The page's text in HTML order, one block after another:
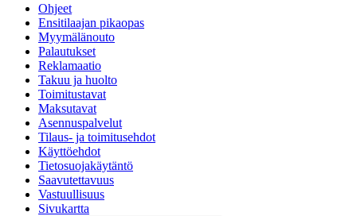
Ohjeet
Ensitilaajan pikaopas
Myymälänouto
Palautukset
Reklamaatio
Takuu ja huolto
Toimitustavat
Maksutavat
Asennuspalvelut
Tilaus- ja toimitusehdot
Käyttöehdot
Tietosuojakäytäntö
Saavutettavuus
Vastuullisuus
Sivukartta